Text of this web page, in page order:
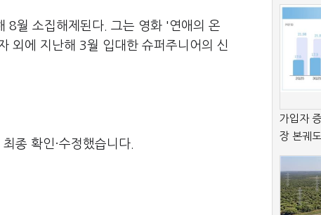
8월 소집해제된다. 그는 영화 '연애의 온
외에 지난해 3월 입대한 슈퍼주니어의 신
종 확인·수정했습니다.
가입자
장 본궤도